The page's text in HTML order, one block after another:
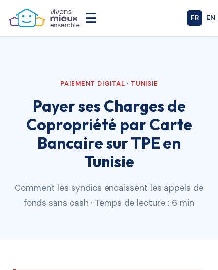
☰ FR EN
PAIEMENT DIGITAL · TUNISIE
Payer ses Charges de
Copropriété par Carte
Bancaire sur TPE en
Tunisie
Comment les syndics encaissent les appels de
fonds sans cash · Temps de lecture : 6 min